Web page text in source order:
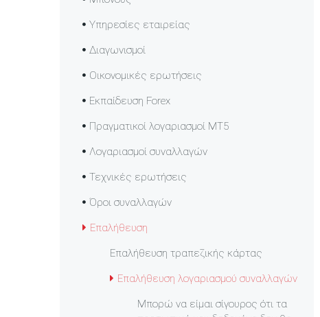
Υπηρεσίες εταιρείας
Διαγωνισμοί
Οικονομικές ερωτήσεις
Εκπαίδευση Forex
Πραγματικοί λογαριασμοί MT5
Λογαριασμοί συναλλαγών
Τεχνικές ερωτήσεις
Όροι συναλλαγών
Επαλήθευση
Επαλήθευση τραπεζικής κάρτας
Επαλήθευση λογαριασμού συναλλαγών
Μπορώ να είμαι σίγουρος ότι τα